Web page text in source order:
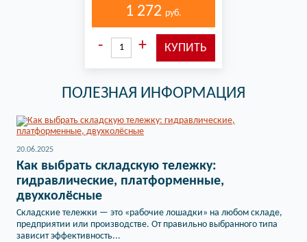
1 272 руб.
ПОЛЕЗНАЯ ИНФОРМАЦИЯ
20.06.2025
Как выбрать складскую тележку:
гидравлические, платформенные,
двухколёсные
Складские тележки — это «рабочие лошадки» на любом складе,
предприятии или производстве. От правильно выбранного типа
зависит эффективность...